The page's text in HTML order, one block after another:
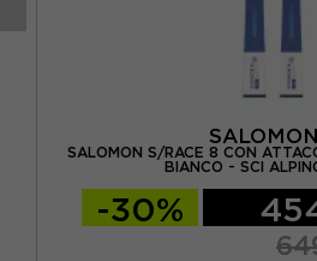
SALOMON S/RACE 8 CON
BIANCO - SCI
-30%